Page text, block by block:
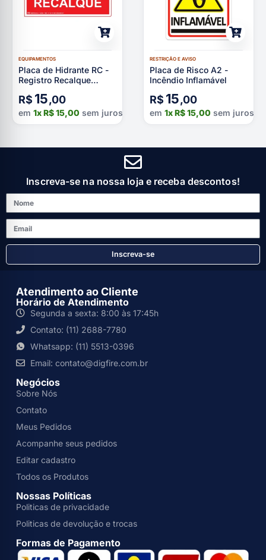
EQUIPAMENTOS
Placa de Hidrante RC -
Registro Recalque
R$ 15,00
em 1xR$15,00 sem juros
RESTRIÇÃO E AVISO
Placa de Risco A2 -
Incêndio Inflamável
R$ 15,00
em 1xR$15,00 sem juros
Inscreva-se na nossa loja e receba descontos!
Inscreva-se
Atendimento ao Cliente
Horário de Atendimento
Segunda a sexta: 8:00 às 17:45h
Contato: (11) 2688-7780
Whatsapp: (11) 5513-0396
Email: contato@digfire.com.br
Negócios
Sobre Nós
Contato
Meus Pedidos
Acompanhe seus pedidos
Editar cadastro
Todos os Produtos
Nossas Políticas
Politicas de privacidade
Politicas de devolução e trocas
Formas de Pagamento